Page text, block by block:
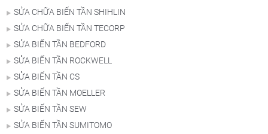
SỬA CHỮA BIẾN TẦN SHIHLIN
SỬA CHỮA BIẾN TẦN TECORP
SỬA BIẾN TẦN BEDFORD
SỬA BIẾN TẦN ROCKWELL
SỬA BIẾN TẦN CS
SỬA BIẾN TẦN MOELLER
SỬA BIẾN TẦN SEW
SỬA BIẾN TẦN SUMITOMO